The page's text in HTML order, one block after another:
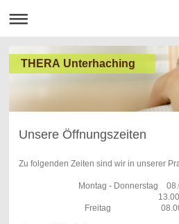
THERA Unterhaching
Unsere Öffnungszeiten
Zu folgenden Zeiten sind wir in unserer
Montag - Donnerstag
13.00 -
Freitag 08.00 -